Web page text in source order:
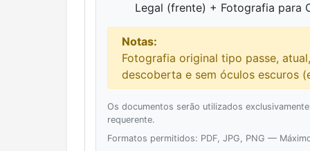
Legal (frente) + Fotografia para
Notas:
Fotografia original tipo passe,
descoberta e sem óculos escuros
Os documentos serão utilizados
requerente.
Formatos permitidos: PDF, JPG, PNG —